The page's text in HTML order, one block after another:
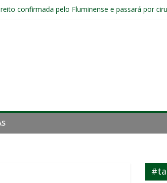
confirmada pelo Fluminense e passará por
do New York City
contra o Nova Iguaçu pelo Carioca